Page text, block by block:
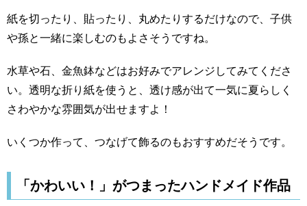
紙を切ったり、貼ったり、丸めたりするだけなので、子供
や孫と一緒に楽しむのもよさそうですね。
水草や石、金魚鉢などはお好みでアレンジしてみてくださ
い。透明な折り紙を使うと、透け感が出て一気に夏らしく
さわやかな雰囲気が出せますよ！
いくつか作って、つなげて飾るのもおすすめだそうです。
「かわいい！」がつまったハンドメイド作品